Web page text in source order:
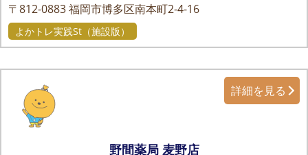
〒812-0883福岡市博多区南本町2-4-16
よかトレ実践St（施設版）
野間薬局 麦野店
詳細を見る